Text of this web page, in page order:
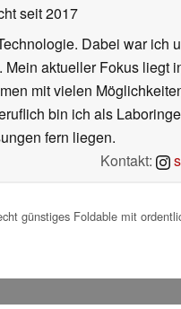
seit 2017
Dabei war ich
aktueller Fokus liegt
mit vielen
bin ich als
fern liegen.
Kontakt:
günstiges Foldable mit